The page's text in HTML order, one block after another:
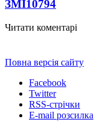
ЗМІ10794
Читати коментарі
Повна версія сайту
Facebook
Twitter
RSS-стрічки
E-mail розсилка